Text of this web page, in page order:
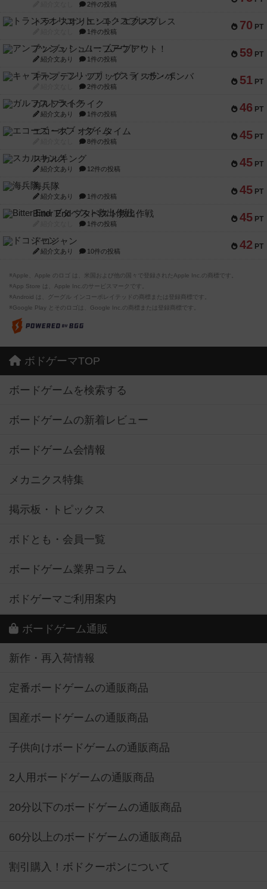
2件の投稿
70 PT
トランスオリエント・エクスプレス
1件の投稿
59 PT
アンブッシュ！：ムーブアウト！
紹介文あり 1件の投稿
51 PT
キャプテン・フリップ：イスラ・ボンバ
2件の投稿
46 PT
ガルフストライク
紹介文あり 1件の投稿
45 PT
エコーズ・オブ・タイム
8件の投稿
45 PT
スカルキング
紹介文あり 12件の投稿
45 PT
海兵隊
紹介文あり 1件の投稿
45 PT
Bitter End ブタペスト救出作戦
1件の投稿
42 PT
ドコジャン
紹介文あり 10件の投稿
※Apple、Apple のロゴ は、米国および他の国々で登録されたApple Inc.の商標です。
※App Store は、Apple Inc.のサービスマークです。
※Android は、グーグル インコーポレイテッドの商標または登録商標です。
※Google Play とそのロゴは、Google Inc.の商標または登録商標です。
ボドゲーマTOP
ボードゲームを検索する
ボードゲームの新着レビュー
ボードゲーム会情報
メカニクス特集
掲示板・トピックス
ボドとも・会員一覧
ボードゲーム業界コラム
ボドゲーマご利用案内
ボードゲーム通販
新作・再入荷情報
定番ボードゲームの通販商品
国産ボードゲームの通販商品
子供向けボードゲームの通販商品
2人用ボードゲームの通販商品
20分以下のボードゲームの通販商品
60分以上のボードゲームの通販商品
割引購入！ボドクーポンについて